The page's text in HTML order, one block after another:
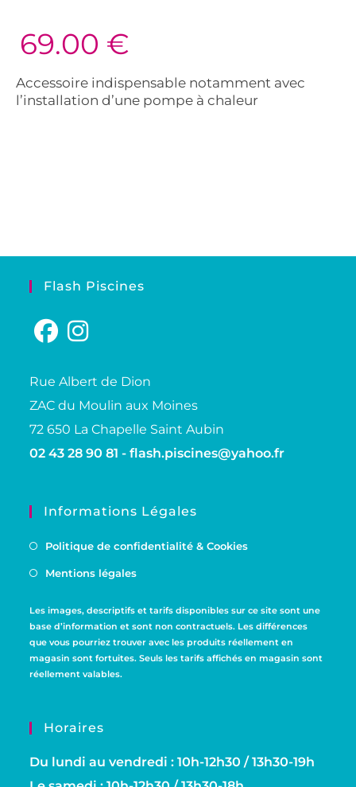
69.00 €
Accessoire indispensable notamment avec
l’installation d’une pompe à chaleur
Flash Piscines
Rue Albert de Dion
ZAC du Moulin aux Moines
72 650 La Chapelle Saint Aubin
02 43 28 90 81 -flash.piscines@yahoo.fr
Informations Légales
Politique de confidentialité & Cookies
Mentions légales
Les images, descriptifs et tarifs disponibles sur ce site sont une
base d’information et sont non contractuels. Les différences
que vous pourriez trouver avec les produits réellement en
magasin sont fortuites. Seuls les tarifs affichés en magasin sont
réellement valables.
Horaires
Du lundi au vendredi : 10h-12h30 / 13h30-19h